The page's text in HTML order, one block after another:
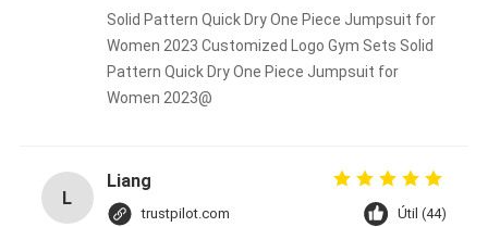
Solid Pattern Quick Dry One Piece Jumpsuit for
Women 2023 Customized Logo Gym Sets Solid
Pattern Quick Dry One Piece Jumpsuit for
Women 2023@
L
Liang
trustpilot.com Útil (44)